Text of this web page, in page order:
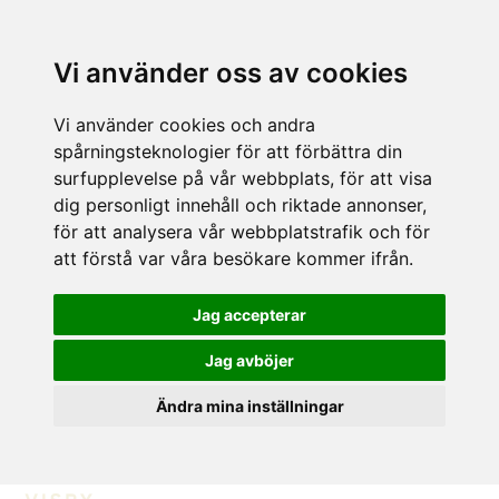
Vi använder oss av cookies
Vi använder cookies och andra
spårningsteknologier för att förbättra din
surfupplevelse på vår webbplats, för att visa
dig personligt innehåll och riktade annonser,
för att analysera vår webbplatstrafik och för
att förstå var våra besökare kommer ifrån.
Jag accepterar
Jag avböjer
Ändra mina inställningar